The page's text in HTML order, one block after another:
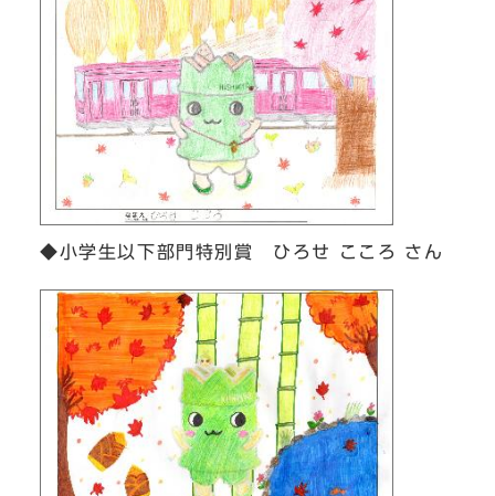
◆小学生以下部門特別賞 ひろせ こころ さん